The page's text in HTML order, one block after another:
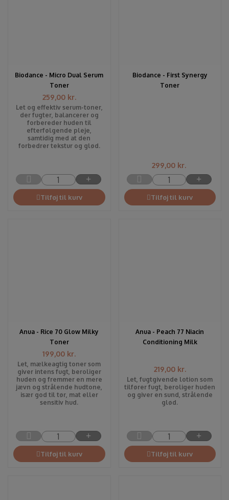
Biodance - Micro Dual Serum
Toner
259,00 kr.
Let og effektiv serum-toner,
der fugter, balancerer og
forbereder huden til
efterfølgende pleje,
samtidig med at den
forbedrer tekstur og glød.
Tilføj til kurv
Biodance - First Synergy
Toner
299,00 kr.
Tilføj til kurv
Anua - Rice 70 Glow Milky
Toner
199,00 kr.
Let, mælkeagtig toner som
giver intens fugt, beroliger
huden og fremmer en mere
jævn og strålende hudtone,
især god til tør, mat eller
sensitiv hud.
Tilføj til kurv
Anua - Peach 77 Niacin
Conditioning Milk
219,00 kr.
Let, fugtgivende lotion som
tilfører fugt, beroliger huden
og giver en sund, strålende
glød.
Tilføj til kurv